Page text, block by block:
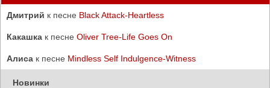
Дмитрий к песне Black Attack-Heartless
Какашка к песне Oliver Tree-Life Goes On
Алиса к песне Mindless Self Indulgence-Witness
Новинки